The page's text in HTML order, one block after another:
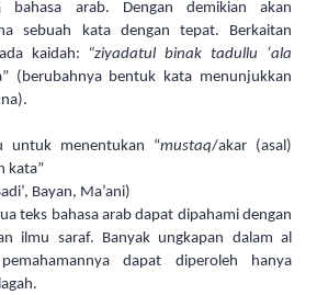
bahasa arab. Dengan demikian akan
sebuah kata dengan tepat. Berkaitan
kaidah:
“ziyadatul binak tadullu ‘ala
(berubahnya bentuk kata menunjukkan
untuk menentukan “mustaq/akar (asal)
kata”
Bayan, Ma’ani)
teks bahasa arab dapat dipahami dengan
ilmu saraf. Banyak ungkapan dalam al
dapat diperoleh hanya